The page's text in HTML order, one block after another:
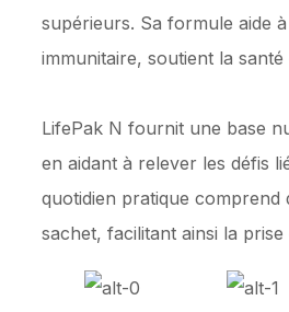
supérieurs. Sa formule aide
immunitaire, soutient la
LifePak N fournit une base
en aidant à relever les défis
quotidien pratique comprend
sachet, facilitant ainsi la